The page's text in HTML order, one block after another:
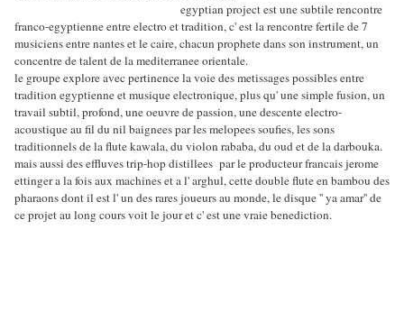
egyptian project est une subtile rencontre
franco-egyptienne entre electro et tradition, c' est la rencontre fertile de 7
musiciens entre nantes et le caire, chacun prophete dans son instrument, un
concentre de talent de la mediterranee orientale.
le groupe explore avec pertinence la voie des metissages possibles entre
tradition egyptienne et musique electronique, plus qu' une simple fusion, un
travail subtil, profond, une oeuvre de passion, une descente electro-
acoustique au fil du nil baignees par les melopees soufies, les sons
traditionnels de la flute kawala, du violon rababa, du oud et de la darbouka.
mais aussi des effluves trip-hop distillees par le producteur francais jerome
ettinger a la fois aux machines et a l' arghul, cette double flute en bambou des
pharaons dont il est l' un des rares joueurs au monde, le disque '' ya amar'' de
ce projet au long cours voit le jour et c' est une vraie benediction.